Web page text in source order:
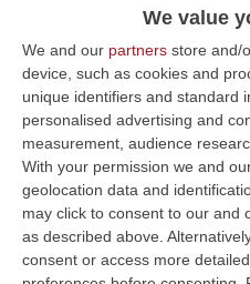
We value
We and our partners store and/
device, such as cookies and
unique identifiers and standard
personalised advertising and
measurement, audience
With your permission we and
geolocation data and
may click to consent to our and
as described above.
consent or access more
Milano, Vannacci Candida Il
“ROMA “La sfida delle grandi città
Milano, Bologna, Roma e Napoli. Ci
nazionale…
08 Agosto, 22:19
Messina, I “No Ponte” Di Nuovo
“MESSINA “Chiediamo che venga
liquidazione era stata già indicata
08 Agosto, 21:20